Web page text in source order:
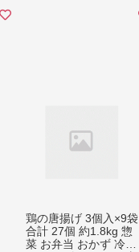
鶏の唐揚げ 3個入×9袋
合計 27個 約1.8kg 惣
菜 お弁当 おかず 冷凍